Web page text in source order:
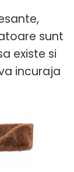
sunt
existe si
incuraja